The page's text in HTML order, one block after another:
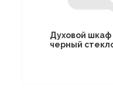
Духовой шкаф
черный